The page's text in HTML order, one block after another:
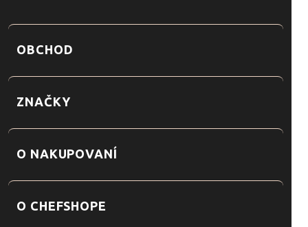
OBCHOD
ZNAČKY
O NAKUPOVANÍ
O CHEFSHOPE